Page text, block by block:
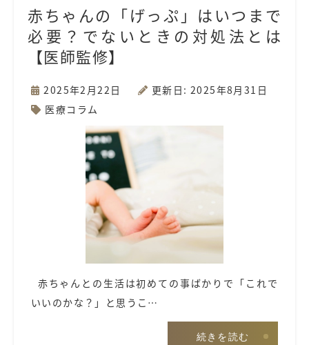
赤ちゃんの「げっぷ」はいつまで
必要？でないときの対処法とは
【医師監修】
2025年2月22日
更新日: 2025年8月31日
医療コラム
赤ちゃんとの生活は初めての事ばかりで「これで
いいのかな？」と思うこ…
続きを読む